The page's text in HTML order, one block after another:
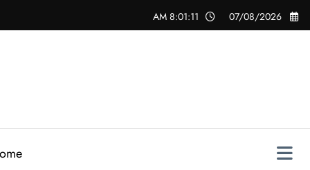
التجاوز
إلى
07/08/2026
8:01:12 AM